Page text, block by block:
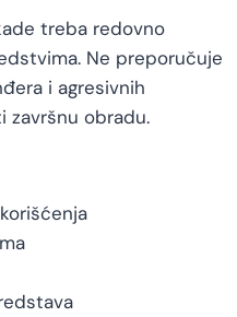
treba redovno
Ne preporučuje
i agresivnih
završnu obradu.